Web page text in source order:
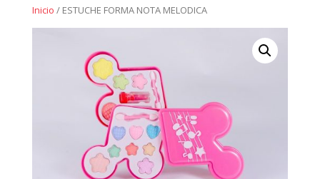
Inicio / ESTUCHE FORMA NOTA MELODICA